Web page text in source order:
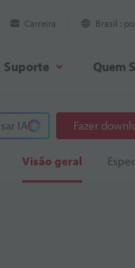
Carreira Brasil
Suporte Quem
IA Fazer
Visão geral